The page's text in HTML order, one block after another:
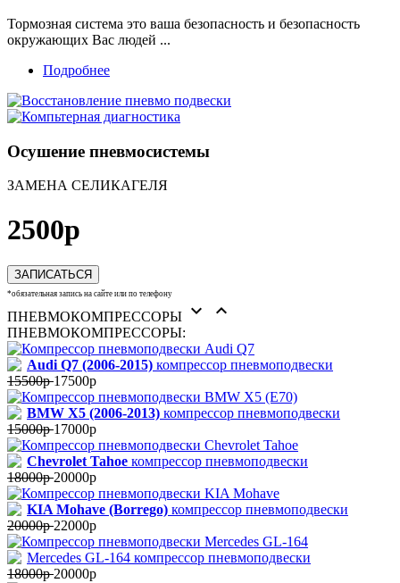
Тормозная система это ваша безопасность и безопасность
окружающих Вас людей ...
Подробнее
Осушение пневмосистемы
ЗАМЕНА СЕЛИКАГЕЛЯ
2500р
ЗАПИСАТЬСЯ
*обязательная запись на сайте или по телефону
ПНЕВМОКОМПРЕССОРЫ  
ПНЕВМОКОМПРЕССОРЫ:
Audi Q7 (2006-2015) компрессор пневмоподвески
15500р17500р
BMW X5 (2006-2013) компрессор пневмоподвески
15000р17000р
Chevrolet Tahoe компрессор пневмоподвески
18000р20000р
KIA Mohave (Borrego) компрессор пневмоподвески
20000р22000р
Mercedes GL-164 компрессор пневмоподвески
18000р20000р